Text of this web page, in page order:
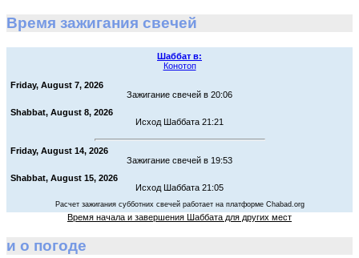
Время зажигания свечей
Шаббат в:
Конотоп
Friday, August 7, 2026
Зажигание свечей в 20:06
Shabbat, August 8, 2026
Исход Шаббата 21:21
Friday, August 14, 2026
Зажигание свечей в 19:53
Shabbat, August 15, 2026
Исход Шаббата 21:05
Расчет зажигания субботних свечей работает на платформе Chabad.org
Время начала и завершения Шаббата для других мест
и о погоде